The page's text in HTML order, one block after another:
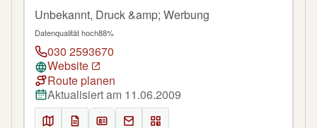
Unbekannt, Druck &amp; Werbung
Datenqualität hoch88%
030 2593670
Website
Route planen
Aktualisiert am 11.06.2009